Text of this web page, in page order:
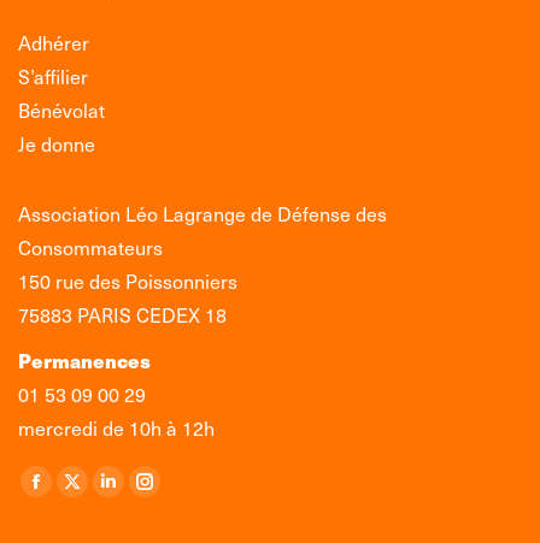
Adhérer
S’affilier
Bénévolat
Je donne
Association Léo Lagrange de Défense des
Consommateurs
150 rue des Poissonniers
75883 PARIS CEDEX 18
Permanences
01 53 09 00 29
mercredi de 10h à 12h
Retrouvez-nous sur :
La
La
La
La